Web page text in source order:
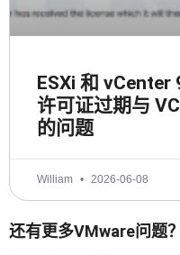
ESXi 和 vCenter
许可证过期与
的问题
William 2026-06-08
还有更多VMware问题？